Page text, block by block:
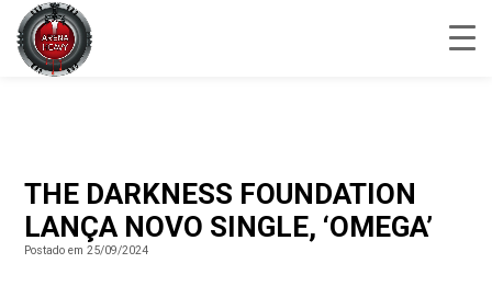
THE DARKNESS FOUNDATION
LANÇA NOVO SINGLE, ‘OMEGA’
Postado em 25/09/2024